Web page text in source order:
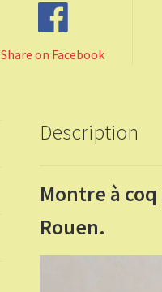
Share on Facebook
Description
Montre à
Rouen.